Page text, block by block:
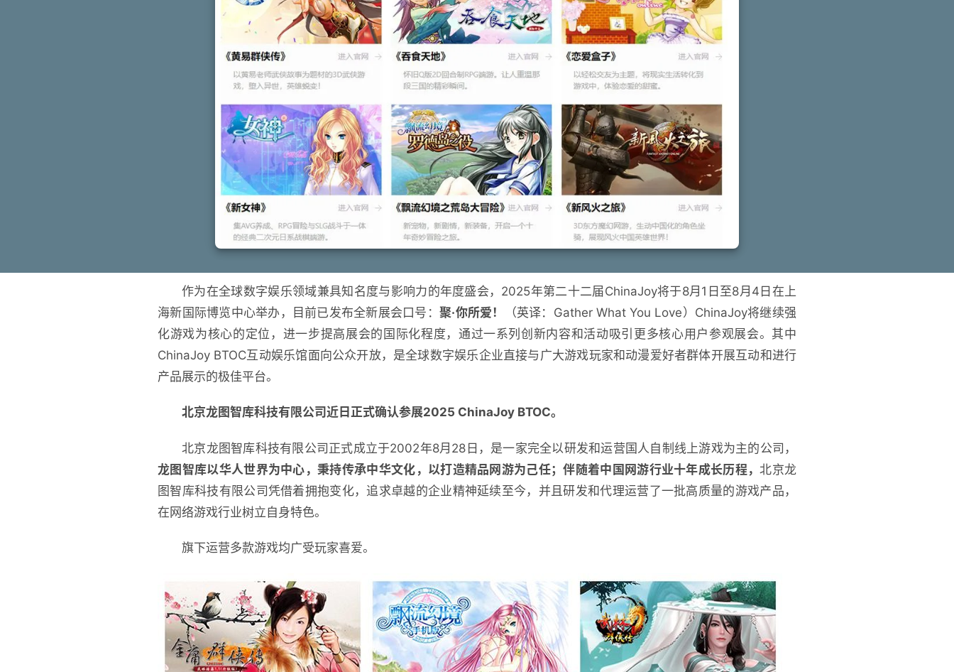
作为在全球数字娱乐领域兼具知名度与影响力的年度盛会，2025年第二十二届ChinaJoy将于8月1日至8月4日在上
海新国际博览中心举办，目前已发布全新展会口号：聚·你所爱！
（英译：Gather What You Love）ChinaJoy将继续强
化游戏为核心的定位，进一步提高展会的国际化程度，通过一系列创新内容和活动吸引更多核心用户参观展会。其中
ChinaJoy BTOC互动娱乐馆面向公众开放，是全球数字娱乐企业直接与广大游戏玩家和动漫爱好者群体开展互动和进行
产品展示的极佳平台。
北京龙图智库科技有限公司近日正式确认参展2025 ChinaJoy BTOC。
北京龙图智库科技有限公司正式成立于2002年8月28日，是一家完全以研发和运营国人自制线上游戏为主的公司，
龙图智库以华人世界为中心，秉持传承中华文化，以打造精品网游为己任；伴随着中国网游行业十年成长历程，北京龙
图智库科技有限公司凭借着拥抱变化，追求卓越的企业精神延续至今，并且研发和代理运营了一批高质量的游戏产品，
在网络游戏行业树立自身特色。
旗下运营多款游戏均广受玩家喜爱。